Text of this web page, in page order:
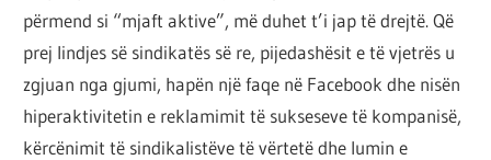
përmend si “mjaft aktive”, më duhet t’i jap të drejtë. Që
prej lindjes së sindikatës së re, pijedashësit e të vjetrës u
zgjuan nga gjumi, hapën një faqe në Facebook dhe nisën
hiperaktivitetin e reklamimit të sukseseve të kompanisë,
kërcënimit të sindikalistëve të vërtetë dhe lumin e